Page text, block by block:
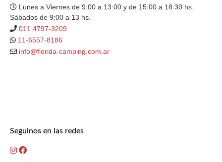
Lunes a Viernes de 9:00 a 13:00 y de 15:00 a 18:30 hs.
Sábados de 9:00 a 13 hs.
011 4797-3209
11-6557-8186
info@florida-camping.com.ar
Seguinos en las redes